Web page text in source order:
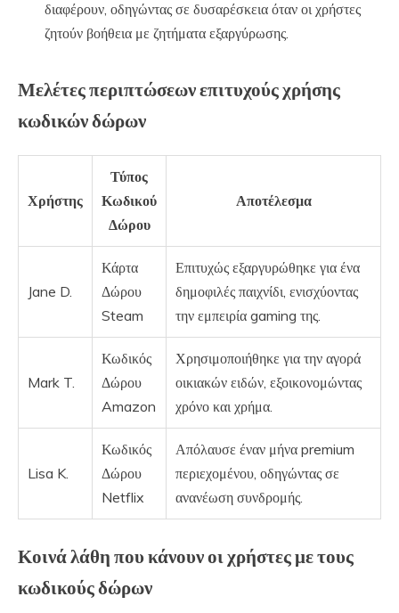
διαφέρουν, οδηγώντας σε δυσαρέσκεια όταν οι χρήστες
ζητούν βοήθεια με ζητήματα εξαργύρωσης.
Μελέτες περιπτώσεων επιτυχούς χρήσης
κωδικών δώρων
Χρήστης
Τύπος
Κωδικού
Δώρου
Αποτέλεσμα
Jane D.
Κάρτα
Δώρου
Steam
Επιτυχώς εξαργυρώθηκε για ένα
δημοφιλές παιχνίδι, ενισχύοντας
την εμπειρία gaming της.
Mark T.
Κωδικός
Δώρου
Amazon
Χρησιμοποιήθηκε για την αγορά
οικιακών ειδών, εξοικονομώντας
χρόνο και χρήμα.
Lisa K.
Κωδικός
Δώρου
Netflix
Απόλαυσε έναν μήνα premium
περιεχομένου, οδηγώντας σε
ανανέωση συνδρομής.
Κοινά λάθη που κάνουν οι χρήστες με τους
κωδικούς δώρων